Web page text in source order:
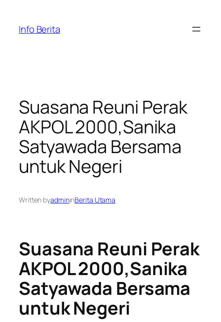
content
Info Berita
Suasana Reuni Perak
AKPOL 2000,Sanika
Satyawada Bersama
untuk Negeri
Written byadmininBerita Utama
Suasana Reuni Perak
AKPOL 2000,Sanika
Satyawada Bersama
untuk Negeri